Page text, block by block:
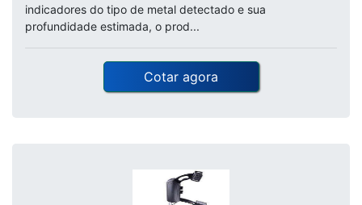
indicadores do tipo de metal detectado e sua
profundidade estimada, o prod...
Cotar agora